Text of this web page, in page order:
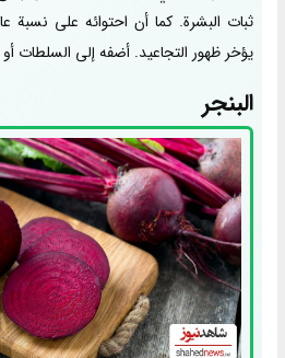
يؤخر ظهور التجاعيد. أضفه إلى السلطات
البنجر